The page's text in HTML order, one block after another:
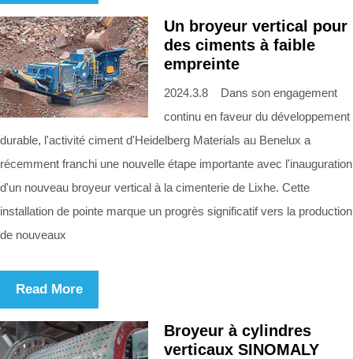
Un broyeur vertical pour
des ciments à faible
empreinte
2024.3.8 Dans son engagement
continu en faveur du développement
durable, l'activité ciment d'Heidelberg Materials au Benelux a
récemment franchi une nouvelle étape importante avec l'inauguration
d'un nouveau broyeur vertical à la cimenterie de Lixhe. Cette
installation de pointe marque un progrès significatif vers la production
de nouveaux
Read More
Broyeur à cylindres
verticaux SINOMALY